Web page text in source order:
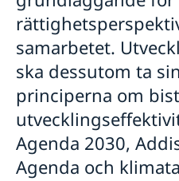
samarbetet.
ska dessutom ta
principerna om
Agenda 2030,
Agenda och